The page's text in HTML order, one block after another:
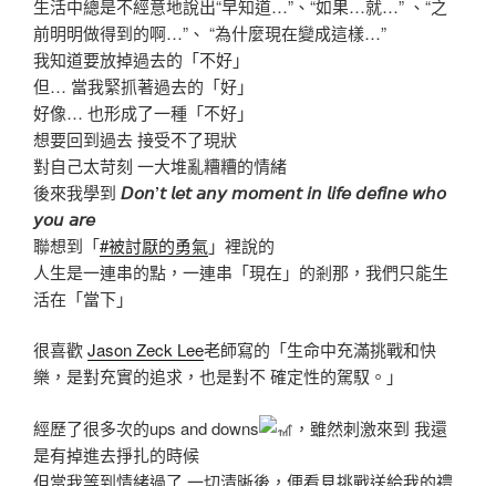
生活中總是不經意地說出“早知道…”、“如果…就…” 、“之
前明明做得到的啊…”、 “為什麼現在變成這樣…”
我知道要放掉過去的「不好」
但… 當我緊抓著過去的「好」
好像… 也形成了一種「不好」
想要回到過去 接受不了現狀
對自己太苛刻 一大堆亂糟糟的情緒
後來我學到 𝘋𝘰𝘯’𝘵 𝘭𝘦𝘵 𝘢𝘯𝘺 𝘮𝘰𝘮𝘦𝘯𝘵 𝘪𝘯 𝘭𝘪𝘧𝘦 𝘥𝘦𝘧𝘪𝘯𝘦 𝘸𝘩𝘰
𝘺𝘰𝘶 𝘢𝘳𝘦
聯想到「#被討厭的勇氣 」裡說的
人生是一連串的點，一連串「現在」的剎那，我們只能生
活在「當下」
很喜歡Jason Zeck Lee老師寫的「生命中充滿挑戰和快
樂，是對充實的追求，也是對不 確定性的駕馭。」
經歷了很多次的ups and downs
，雖然刺激來到 我還
是有掉進去掙扎的時候
但當我等到情緒過了 一切清晰後，便看見挑戰送給我的禮